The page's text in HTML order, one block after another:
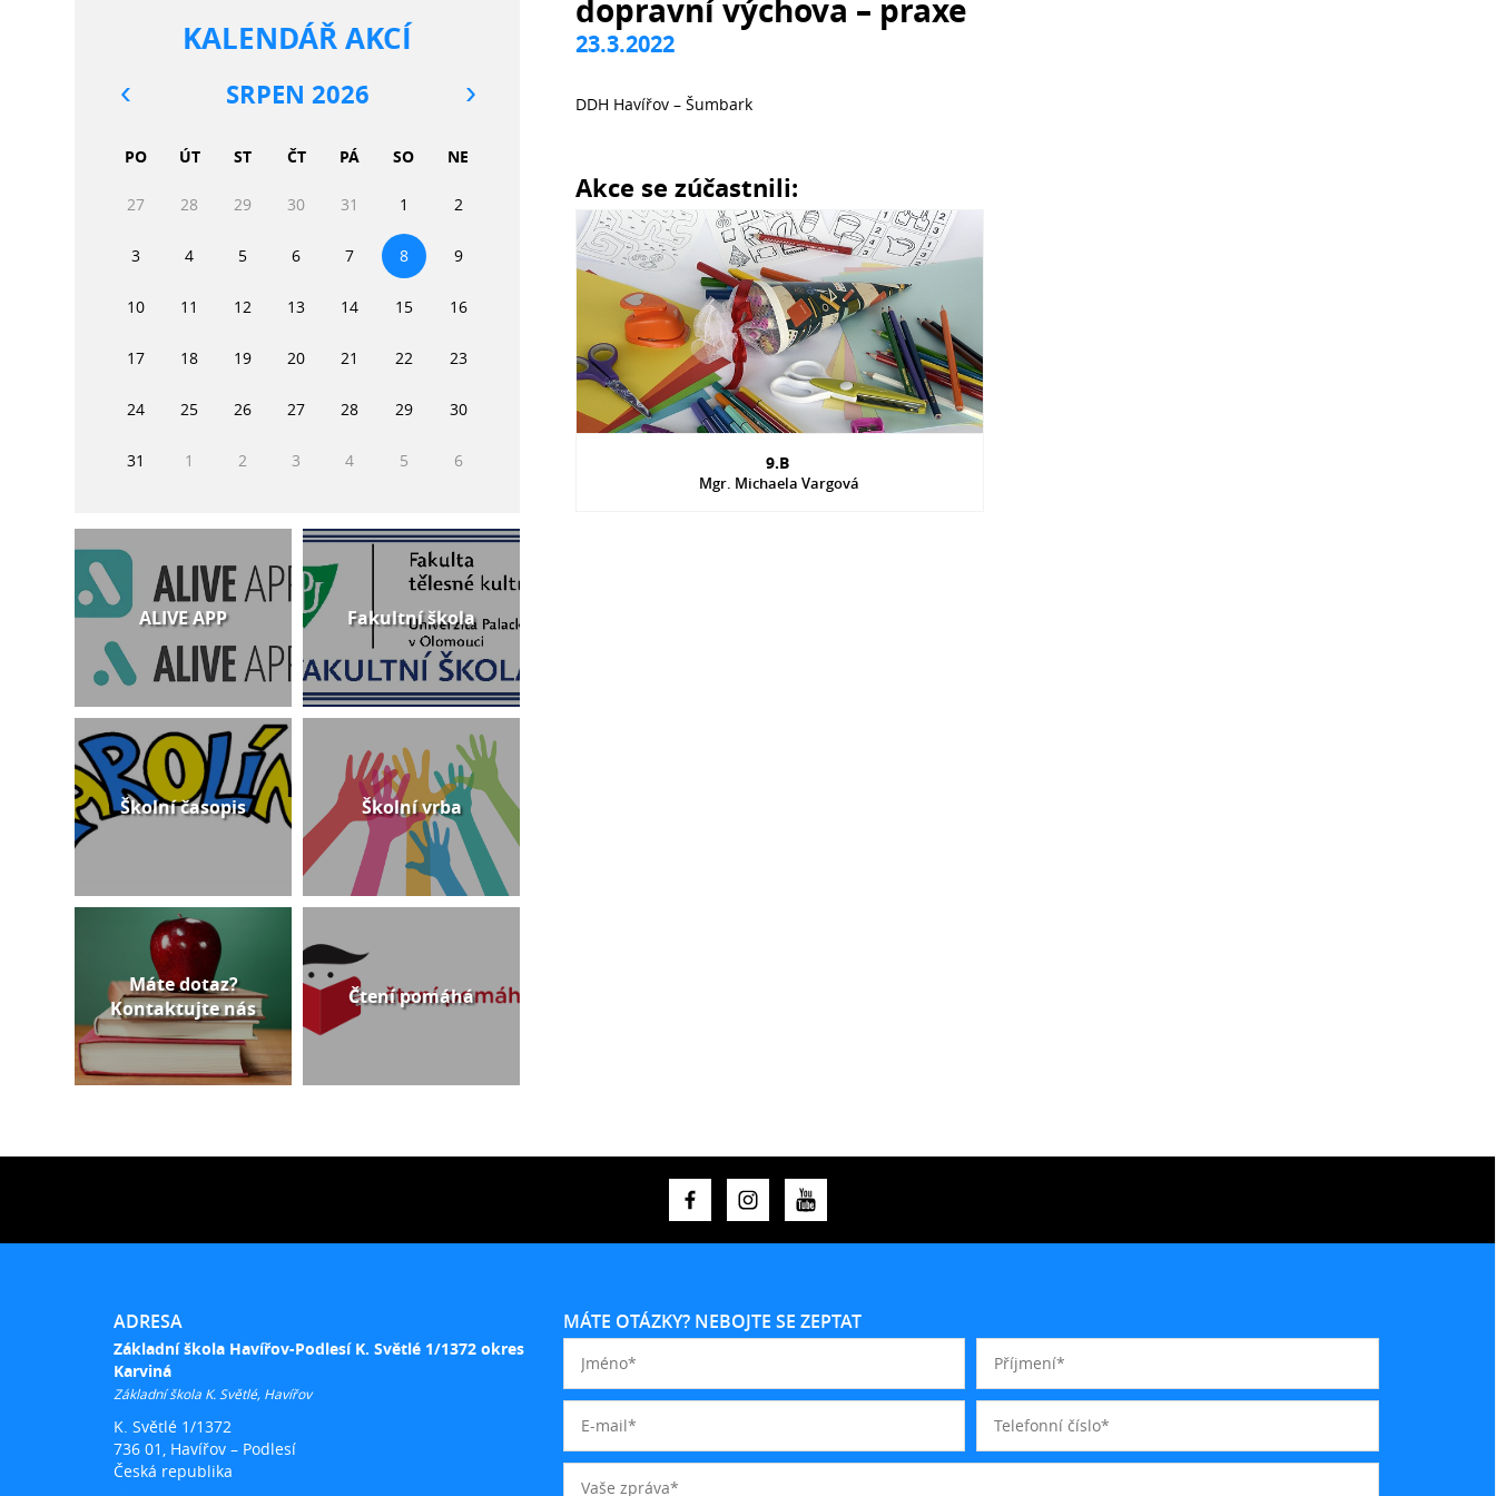
dopravní výchova – praxe
23.3.2022
DDH Havířov – Šumbark
Akce se zúčastnili:
9.B
Mgr. Michaela Vargová
KALENDÁŘ AKCÍ
SRPEN 2026
PO ÚT ST ČT PÁ SO NE
27 28 29 30 31 1 2
3 4 5 6 7 8 9
10 11 12 13 14 15 16
17 18 19 20 21 22 23
24 25 26 27 28 29 30
31 1 2 3 4 5 6
ALIVE APP Fakultní škola
Školní časopis Školní vrba
Máte dotaz?
Kontaktujte nás
Čtení pomáhá
ADRESA
Základní škola Havířov-Podlesí K. Světlé 1/1372 okres
Karviná
Základní škola K. Světlé, Havířov
K. Světlé 1/1372
736 01, Havířov – Podlesí
Česká republika
MÁTE OTÁZKY? NEBOJTE SE ZEPTAT